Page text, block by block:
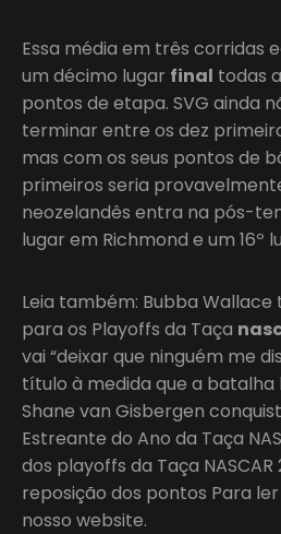
Essa média em três corridas
um décimo lugar final todas
pontos de etapa. SVG ainda
terminar entre os dez
mas com os seus pontos de
primeiros seria
neozelandês entra na pós-
lugar em Richmond e um 16º
Leia também: Bubba Wallace
para os Playoffs da Taça
vai “deixar que ninguém me
título à medida que a batalha
Shane van Gisbergen
Estreante do Ano da Taça
dos playoffs da Taça NASCAR
reposição dos pontos Para
nosso website.